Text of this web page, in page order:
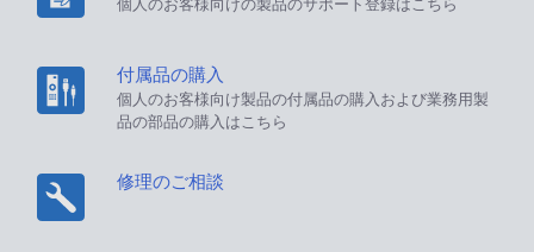
個人のお客様向けの製品のサポート登録はこちら
付属品の購入
個人のお客様向け製品の付属品の購入および業務用製
品の部品の購入はこちら
修理のご相談